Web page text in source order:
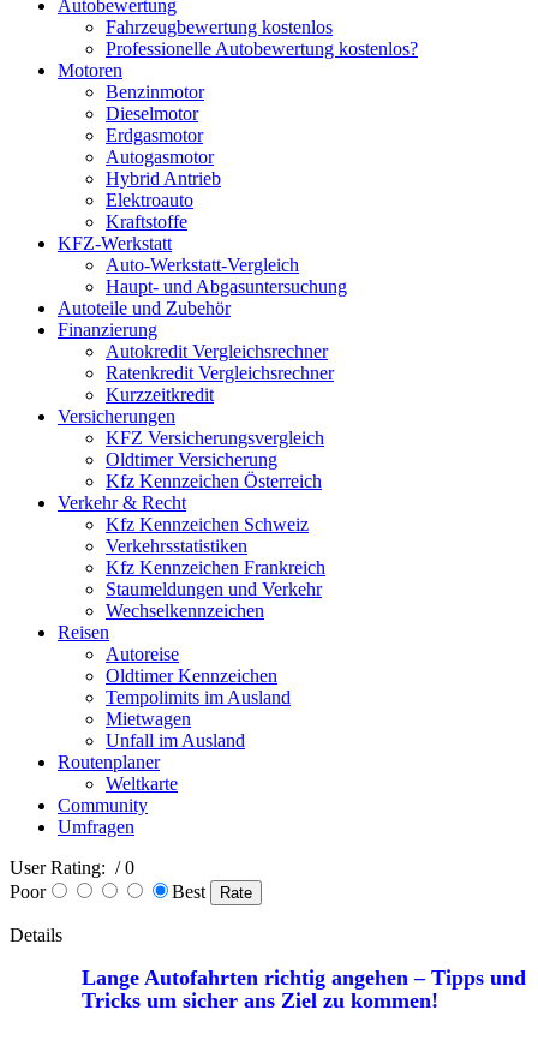
Autobewertung
Fahrzeugbewertung kostenlos
Professionelle Autobewertung kostenlos?
Motoren
Benzinmotor
Dieselmotor
Erdgasmotor
Autogasmotor
Hybrid Antrieb
Elektroauto
Kraftstoffe
KFZ-Werkstatt
Auto-Werkstatt-Vergleich
Haupt- und Abgasuntersuchung
Autoteile und Zubehör
Finanzierung
Autokredit Vergleichsrechner
Ratenkredit Vergleichsrechner
Kurzzeitkredit
Versicherungen
KFZ Versicherungsvergleich
Oldtimer Versicherung
Kfz Kennzeichen Österreich
Verkehr & Recht
Kfz Kennzeichen Schweiz
Verkehrsstatistiken
Kfz Kennzeichen Frankreich
Staumeldungen und Verkehr
Wechselkennzeichen
Reisen
Autoreise
Oldtimer Kennzeichen
Tempolimits im Ausland
Mietwagen
Unfall im Ausland
Routenplaner
Weltkarte
Community
Umfragen
User Rating: / 0
Poor
Best
Details
Lange Autofahrten richtig angehen – Tipps und
Tricks um sicher ans Ziel zu kommen!